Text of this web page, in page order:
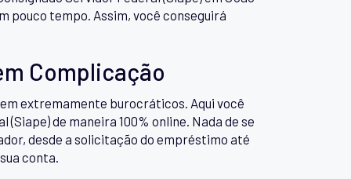
pouco tempo. Assim, você conseguirá
Complicação
extremamente burocráticos. Aqui você
de maneira 100% online. Nada de se
desde a solicitação do empréstimo até
conta.